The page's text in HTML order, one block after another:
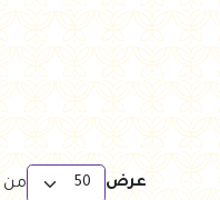
عرض من